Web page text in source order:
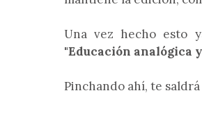
Una vez hecho esto
"Educación analógica
Pinchando ahí, te